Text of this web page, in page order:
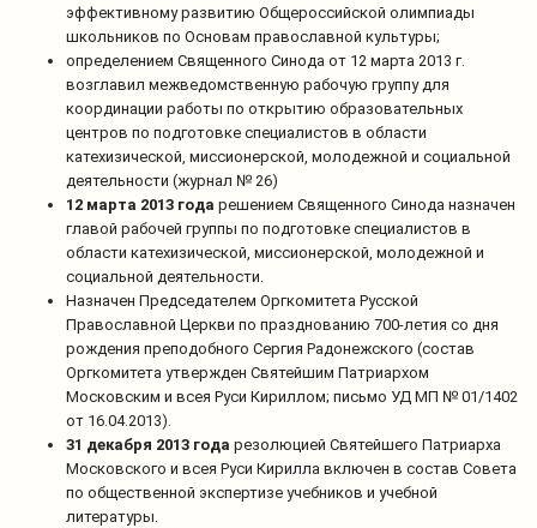
эффективному развитию Общероссийской олимпиады
школьников по Основам православной культуры;
определением Священного Синода от 12 марта 2013 г.
возглавил межведомственную рабочую группу для
координации работы по открытию образовательных
центров по подготовке специалистов в области
катехизической, миссионерской, молодежной и социальной
деятельности (журнал № 26)
12 марта 2013 года решением Священного Синода назначен
главой рабочей группы по подготовке специалистов в
области катехизической, миссионерской, молодежной и
социальной деятельности.
Назначен Председателем Оргкомитета Русской
Православной Церкви по празднованию 700-летия со дня
рождения преподобного Сергия Радонежского (состав
Оргкомитета утвержден Святейшим Патриархом
Московским и всея Руси Кириллом; письмо УД МП № 01/1402
от 16.04.2013).
31 декабря 2013 года резолюцией Святейшего Патриарха
Московского и всея Руси Кирилла включен в состав Совета
по общественной экспертизе учебников и учебной
литературы.